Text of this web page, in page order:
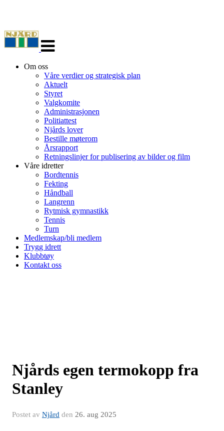
navigasjon
Om oss
Våre verdier og strategisk plan
Aktuelt
Styret
Valgkomite
Administrasjonen
Politiattest
Njårds lover
Bestille møterom
Årsrapport
Retningslinjer for publisering av bilder og film
Våre idretter
Bordtennis
Fekting
Håndball
Langrenn
Rytmisk gymnastikk
Tennis
Turn
Medlemskap/bli medlem
Trygg idrett
Klubbtøy
Kontakt oss
Njårds egen termokopp fra
Stanley
Postet av Njård den 26. aug 2025